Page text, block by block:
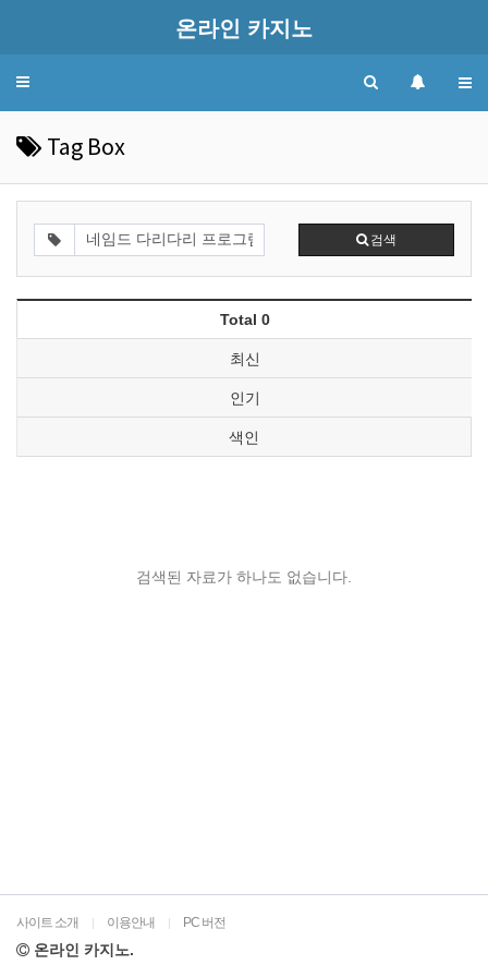
온라인 카지노
Toggle
Tag Box
검색
Total 0
최신
인기
색인
검색된 자료가 하나도 없습니다.
사이트 소개 | 이용안내 | PC 버전
온라인 카지노.